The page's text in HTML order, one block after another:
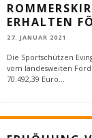
ERHALTEN
27. JANUAR 2021
Die Sportschützen
vom landesweiten
70.492,39 Euro...